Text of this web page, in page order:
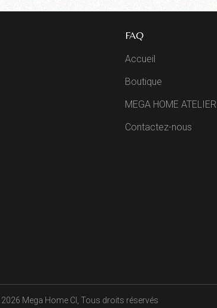
FAQ
Accueil
Boutique
MEGA HOME ATELIER
Contactez-nous
Mega Home CI , Tous droits réservés